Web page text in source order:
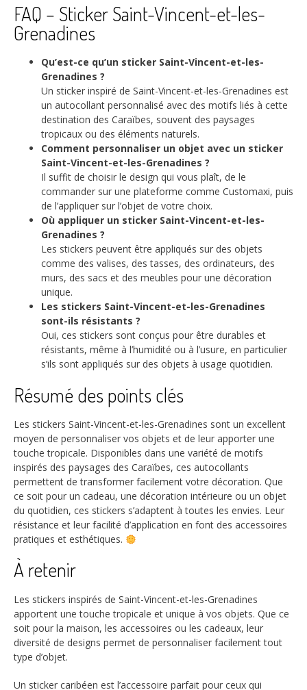
FAQ – Sticker Saint-Vincent-et-les-
Grenadines
Qu’est-ce qu’un sticker Saint-Vincent-et-les-
Grenadines ?
Un sticker inspiré de Saint-Vincent-et-les-Grenadines est
un autocollant personnalisé avec des motifs liés à cette
destination des Caraïbes, souvent des paysages
tropicaux ou des éléments naturels.
Comment personnaliser un objet avec un sticker
Saint-Vincent-et-les-Grenadines ?
Il suffit de choisir le design qui vous plaît, de le
commander sur une plateforme comme Customaxi, puis
de l’appliquer sur l’objet de votre choix.
Où appliquer un sticker Saint-Vincent-et-les-
Grenadines ?
Les stickers peuvent être appliqués sur des objets
comme des valises, des tasses, des ordinateurs, des
murs, des sacs et des meubles pour une décoration
unique.
Les stickers Saint-Vincent-et-les-Grenadines
sont-ils résistants ?
Oui, ces stickers sont conçus pour être durables et
résistants, même à l’humidité ou à l’usure, en particulier
s’ils sont appliqués sur des objets à usage quotidien.
Résumé des points clés
Les stickers Saint-Vincent-et-les-Grenadines sont un excellent
moyen de personnaliser vos objets et de leur apporter une
touche tropicale. Disponibles dans une variété de motifs
inspirés des paysages des Caraïbes, ces autocollants
permettent de transformer facilement votre décoration. Que
ce soit pour un cadeau, une décoration intérieure ou un objet
du quotidien, ces stickers s’adaptent à toutes les envies. Leur
résistance et leur facilité d’application en font des accessoires
pratiques et esthétiques.
À retenir
Les stickers inspirés de Saint-Vincent-et-les-Grenadines
apportent une touche tropicale et unique à vos objets. Que ce
soit pour la maison, les accessoires ou les cadeaux, leur
diversité de designs permet de personnaliser facilement tout
type d’objet.
Un sticker caribéen est l’accessoire parfait pour ceux qui